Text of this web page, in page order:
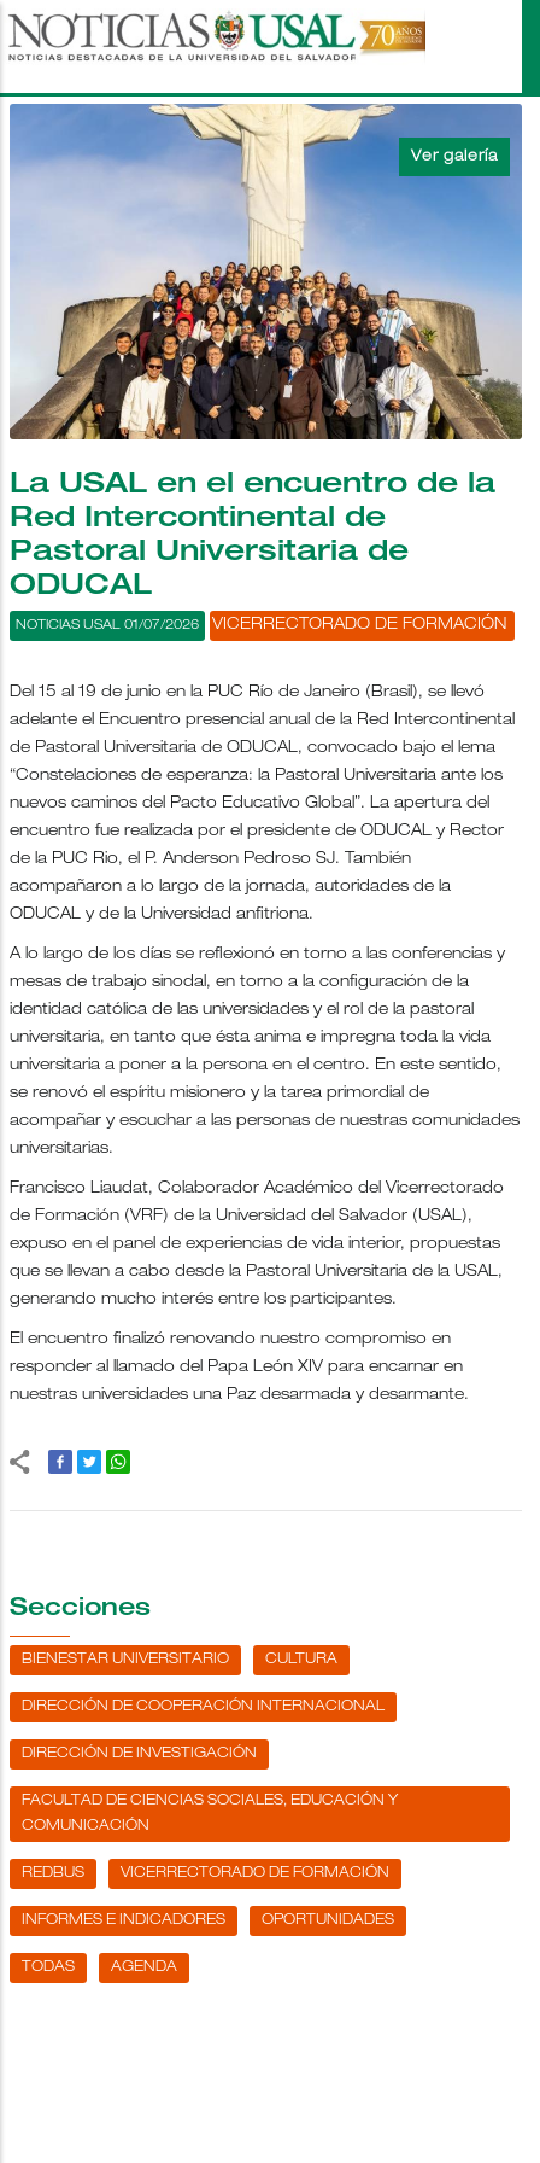
Pasar
al
principal
La USAL en el encuentro de la
Red Intercontinental de
Pastoral Universitaria de
ODUCAL
VICERRECTORADO DE FORMACIÓN
NOTICIAS USAL 01/07/2026
Del 15 al 19 de junio en la PUC Río de Janeiro (Brasil), se llevó
adelante el Encuentro presencial anual de la Red Intercontinental
de Pastoral Universitaria de ODUCAL, convocado bajo el lema
“Constelaciones de esperanza: la Pastoral Universitaria ante los
nuevos caminos del Pacto Educativo Global”. La apertura del
encuentro fue realizada por el presidente de ODUCAL y Rector
de la PUC Rio, el P. Anderson Pedroso SJ. También
acompañaron a lo largo de la jornada, autoridades de la
ODUCAL y de la Universidad anfitriona.
A lo largo de los días se reflexionó en torno a las conferencias y
mesas de trabajo sinodal, en torno a la configuración de la
identidad católica de las universidades y el rol de la pastoral
universitaria, en tanto que ésta anima e impregna toda la vida
universitaria a poner a la persona en el centro. En este sentido,
se renovó el espíritu misionero y la tarea primordial de
acompañar y escuchar a las personas de nuestras comunidades
universitarias.
Francisco Liaudat, Colaborador Académico del Vicerrectorado
de Formación (VRF) de la Universidad del Salvador (USAL),
expuso en el panel de experiencias de vida interior, propuestas
que se llevan a cabo desde la Pastoral Universitaria de la USAL,
generando mucho interés entre los participantes.
El encuentro finalizó renovando nuestro compromiso en
responder al llamado del Papa León XIV para encarnar en
nuestras universidades una Paz desarmada y desarmante.
Secciones
BIENESTAR UNIVERSITARIO CULTURA
DIRECCIÓN DE COOPERACIÓN INTERNACIONAL
DIRECCIÓN DE INVESTIGACIÓN
FACULTAD DE CIENCIAS SOCIALES, EDUCACIÓN Y
COMUNICACIÓN
REDBUS VICERRECTORADO DE FORMACIÓN
INFORMES E INDICADORES OPORTUNIDADES
TODAS AGENDA